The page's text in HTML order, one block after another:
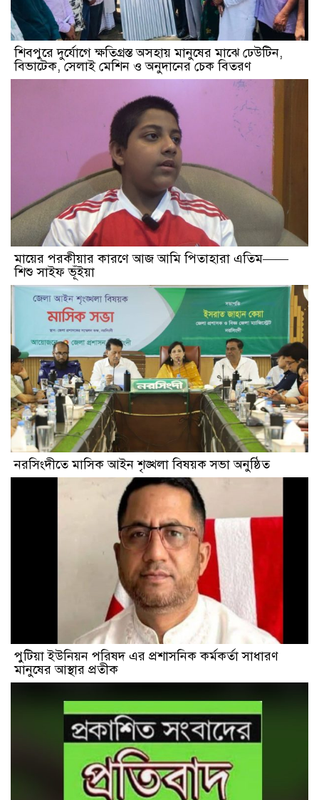
শিবপুরে দুর্যোগে ক্ষতিগ্রস্ত অসহায় মানুষের মাঝে ঢেউটিন,
বিভাটেক, সেলাই মেশিন ও অনুদানের চেক বিতরণ
মায়ের পরকীয়ার কারণে আজ আমি পিতাহারা এতিম——
শিশু সাইফ ভূঁইয়া
নরসিংদীতে মাসিক আইন শৃঙ্খলা বিষয়ক সভা অনুষ্ঠিত
পুটিয়া ইউনিয়ন পরিষদ এর প্রশাসনিক কর্মকর্তা সাধারণ
মানুষের আস্থার প্রতীক